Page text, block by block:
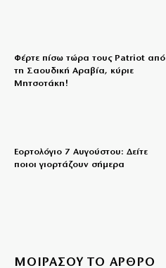
Φέρτε πίσω τώρα τους Patriot από
τη Σαουδική Αραβία, κύριε
Μητσοτάκη!
Εορτολόγιο 7 Αυγούστου: Δείτε
ποιοι γιορτάζουν σήμερα
ΜΟΙΡΑΣΟΥ ΤΟ ΑΡΘΡΟ